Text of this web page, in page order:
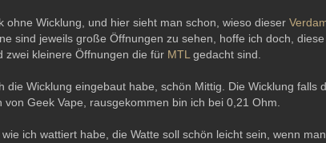
ohne Wicklung, und hier sieht man schon, wieso dieser
sind jeweils große Öffnungen zu sehen, hoffe ich doch,
zwei kleinere Öffnungen die für MTL gedacht sind.
die Wicklung eingebaut habe, schön Mittig. Die Wicklung falls
von Geek Vape, rausgekommen bin ich bei 0,21 Ohm.
ich wattiert habe, die Watte soll schön leicht sein, wenn